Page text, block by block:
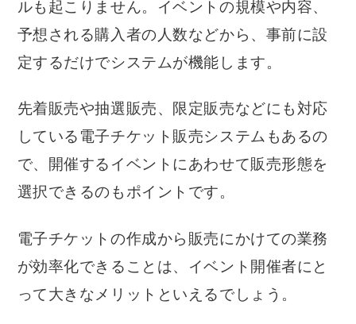
ルも起こりません。イベントの規模や内容、
予想される購入者の人数などから、事前に設
定するだけでシステムが機能します。
先着販売や抽選販売、限定販売などにも対応
している電子チケット販売システムもあるの
で、開催するイベントにあわせて販売形態を
選択できるのもポイントです。
電子チケットの作成から販売にかけての業務
が効率化できることは、イベント開催者にと
って大きなメリットといえるでしょう。